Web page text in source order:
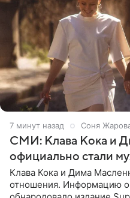
7 минут назад Соня
СМИ: Клава Кока и
официально стали
Клава Кока и Дима
отношения. Информацию